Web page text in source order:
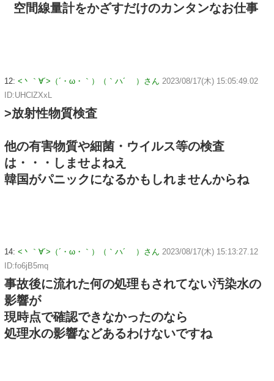
空間線量計をかざすだけのカンタンなお仕事
12: <丶｀∀´>（´・ω・｀）（｀ハ´ ）さん 2023/08/17(木) 15:05:49.02
ID:UHClZXxL
>放射性物質検査
他の有害物質や細菌・ウイルス等の検査
は・・・しませよねえ
韓国がパニックになるかもしれませんからね
14: <丶｀∀´>（´・ω・｀）（｀ハ´ ）さん 2023/08/17(木) 15:13:27.12
ID:fo6jB5mq
事故後に流れた何の処理もされてない汚染水の
影響が
現時点で確認できなかったのなら
処理水の影響などあるわけないですね